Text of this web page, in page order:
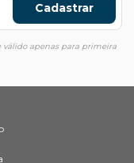
Cadastrar
apenas para primeira